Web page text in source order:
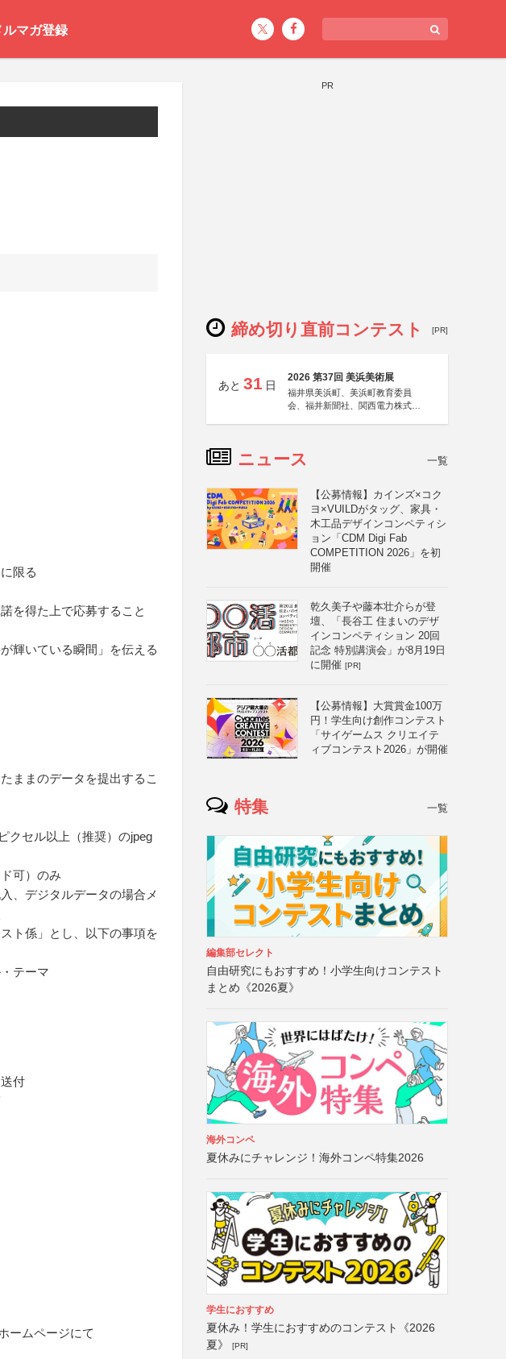
ルマガ登録
限る
を得た上で応募すること
輝いている瞬間」を伝える
ままのデータを提出するこ
クセル以上（推奨）のjpeg
可）のみ
、デジタルデータの場合メ
ト係」とし、以下の事項を
テーマ
付
ームページにて
PR
締め切り直前コンテスト [PR]
あと 31 日
2026 第37回 美浜美術展
福井県美浜町、美浜町教育委員
会、福井新聞社、関西電力株式会
ニュース 一覧
【公募情報】カインズ×コク
ヨ×VUILDがタッグ、家具・
木工品デザインコンペティシ
ョン「CDM Digi Fab
COMPETITION 2026」を初
開催
乾久美子や藤本壮介らが登
壇、「長谷工 住まいのデザ
インコンペティション 20回
記念 特別講演会」が8月19日
に開催 [PR]
【公募情報】大賞賞金100万
円！学生向け創作コンテスト
「サイゲームス クリエイテ
ィブコンテスト2026」が開催
特集 一覧
編集部セレクト
自由研究にもおすすめ！小学生向けコンテスト
まとめ《2026夏》
海外コンペ
夏休みにチャレンジ！海外コンペ特集2026
学生におすすめ
夏休み！学生におすすめのコンテスト《2026
夏》
[PR]